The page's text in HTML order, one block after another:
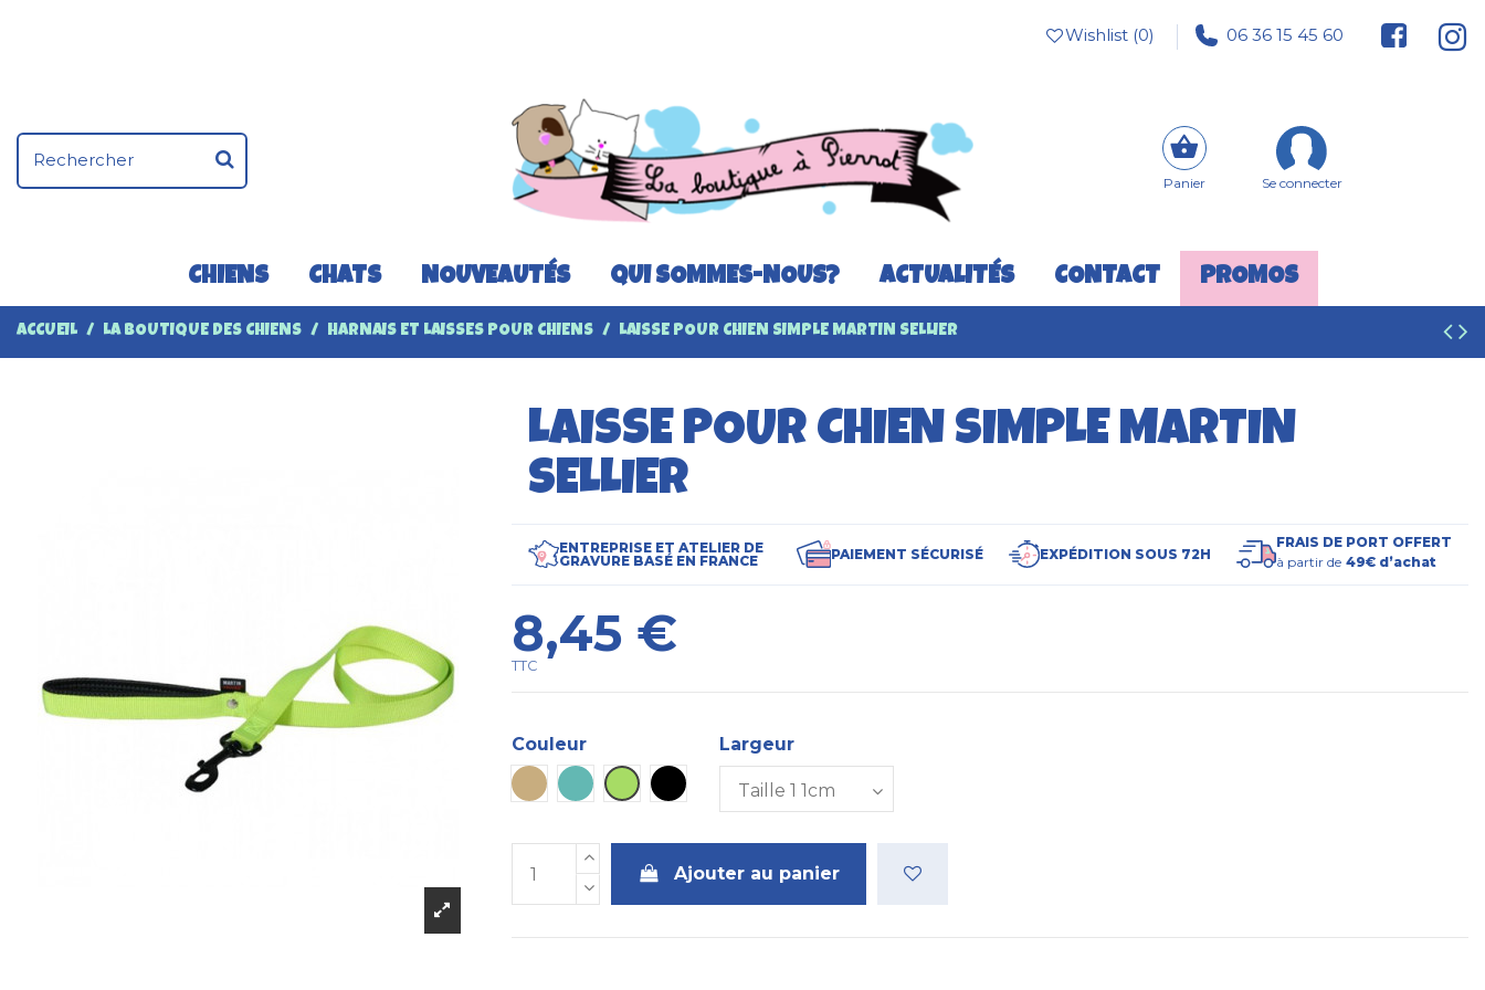
Wishlist (0) 06 36 15 45 60
Panier Se connecter
CHIENS CHATS NOUVEAUTÉS QUI SOMMES-NOUS? ACTUALITÉS CONTACT PROMOS
ACCUEIL LA BOUTIQUE DES CHIENS HARNAIS ET LAISSES POUR CHIENS LAISSE POUR CHIEN SIMPLE MARTIN SELLIER
LAISSE POUR CHIEN SIMPLE MARTIN
SELLIER
ENTREPRISE ET ATELIER DE
GRAVURE BASÉ EN FRANCE
PAIEMENT SÉCURISÉ EXPÉDITION SOUS 72H
FRAIS DE PORT OFFERT
à partir de 49€ d’achat
8,45 €
TTC
Couleur
Beige
Turquoise
Anis Noir
Largeur
Ajouter au panier